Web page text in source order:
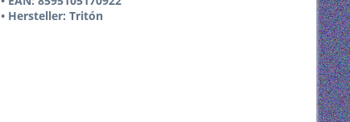
• Hersteller: Tritón